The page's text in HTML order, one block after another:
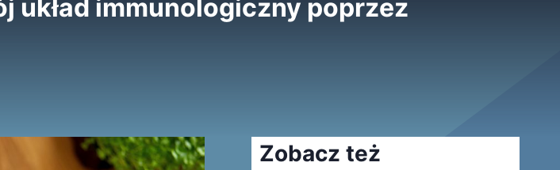
układ immunologiczny poprzez
Zobacz też